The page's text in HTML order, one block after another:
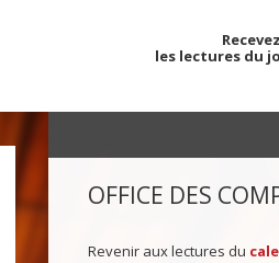
les lectures du
OFFICE DES
Revenir aux lectures du